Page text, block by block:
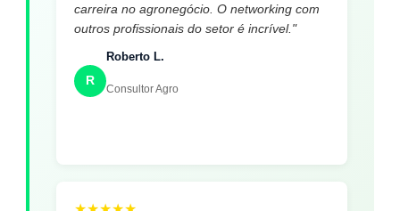
carreira no agronegócio. O networking com
outros profissionais do setor é incrível."
R
Roberto L.
Consultor Agro